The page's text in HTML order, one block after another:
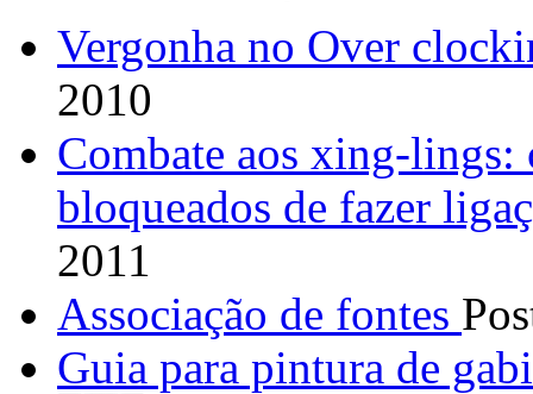
Vergonha no Over
2010
Combate aos xing-lings:
bloqueados de fazer
2011
Associação de fontes
Guia para pintura de